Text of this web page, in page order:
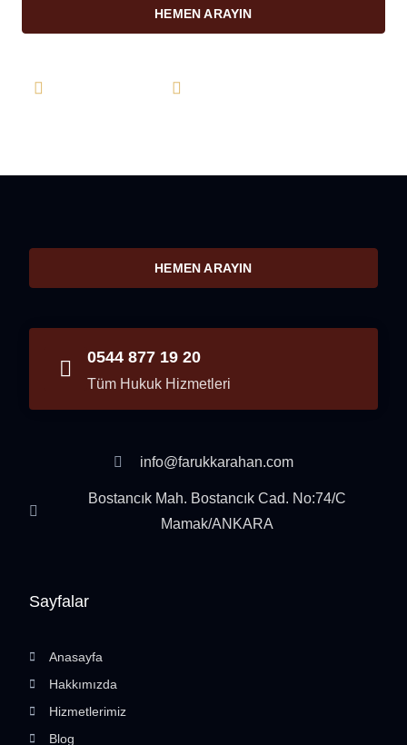
HEMEN ARAYIN
Sayfalar
Anasayfa
Hakkımızda
Hizmetlerimiz
Blog
HEMEN ARAYIN
0544 877 19 20
Tüm Hukuk Hizmetleri
info@farukkarahan.com
Bostancık Mah. Bostancık Cad. No:74/C
Mamak/ANKARA